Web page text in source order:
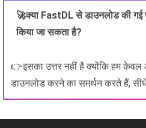
🚀क्या FastDL से डाउनलोड की गई
किया जा सकता है?
👉इसका उत्तर नहीं है क्योंकि हम केवल
डाउनलोड करने का समर्थन करते हैं,